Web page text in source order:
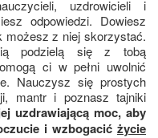
uzdrowicieli i
odpowiedzi. Dowiesz
możesz z niej skorzystać.
podzielą się z tobą
ci w pełni uwolnić
Nauczysz się prostych
mantr i poznasz tajniki
uzdrawiającą moc, aby
i wzbogacić życie